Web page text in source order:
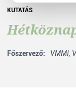
KUTATÁS
Főszervező: VMMI,